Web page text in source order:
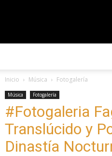
Inicio Música Fotogalería
Música Fotogalería
#Fotogaleria
Translúcido y
Dinastía